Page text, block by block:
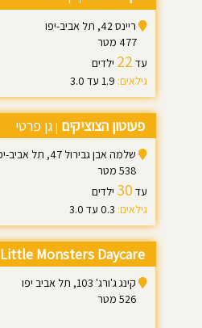
ריינס 42, תל אביב-יפו
477 מטר
עד 22 ילדים
גילאים: 1.9 עד 3.0
פעוטון הצוציקים | גן פרטי
שלמה אבן גבירול 47, תל אביב-יפו
538 מטר
עד 30 ילדים
גילאים: 0.3 עד 3.0
Little Monsters Daycare
קינג ג'ורג' 103, תל אביב יפו
526 מטר